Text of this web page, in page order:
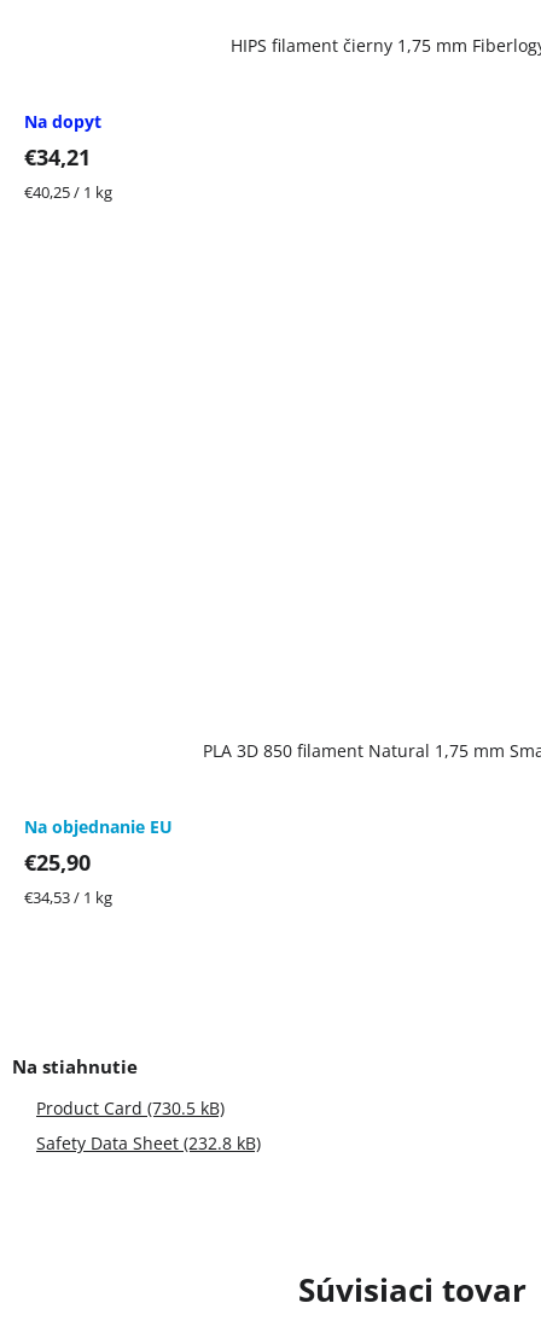
Súvisiaci tovar
HIPS filament čierny 1,75 mm
Na dopyt
€34,21
Jednotková
€40,25 / 1 kg
PLA 3D 850 filament Natural 1,75 mm
Na objednanie EU
€25,90
Jednotková
€34,53 / 1 kg
Product Card (730.5 kB)
Safety Data Sheet (232.8 kB)